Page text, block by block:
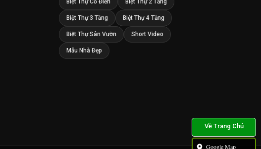
Biệt Thự 3 Tầng Biệt Thự 4 Tầng
Biệt Thự Sân Vườn Short Video
Mẫu Nhà Đẹp
Google Map